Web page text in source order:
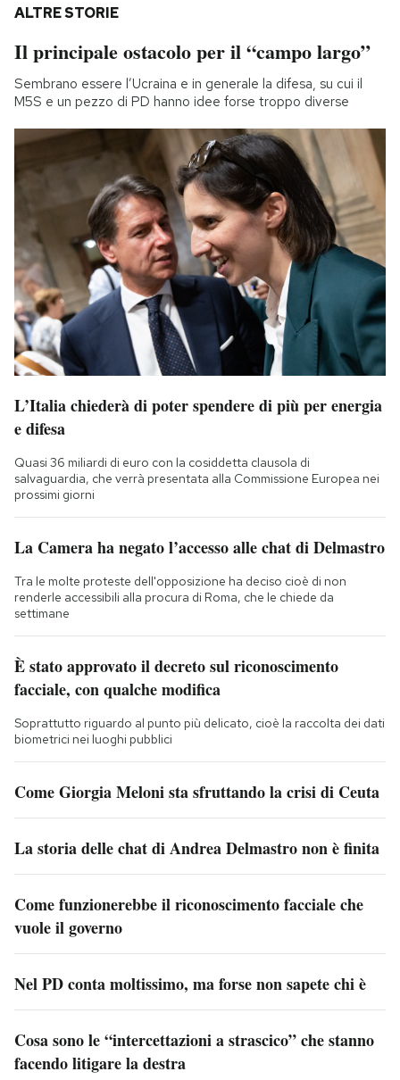
ALTRE STORIE
Il principale ostacolo per il “campo largo”
Sembrano essere l’Ucraina e in generale la difesa, su cui il
M5S e un pezzo di PD hanno idee forse troppo diverse
L’Italia chiederà di poter spendere di più per energia
e difesa
Quasi 36 miliardi di euro con la cosiddetta clausola di
salvaguardia, che verrà presentata alla Commissione Europea nei
prossimi giorni
La Camera ha negato l’accesso alle chat di Delmastro
Tra le molte proteste dell'opposizione ha deciso cioè di non
renderle accessibili alla procura di Roma, che le chiede da
settimane
È stato approvato il decreto sul riconoscimento
facciale, con qualche modifica
Soprattutto riguardo al punto più delicato, cioè la raccolta dei dati
biometrici nei luoghi pubblici
Come Giorgia Meloni sta sfruttando la crisi di Ceuta
La storia delle chat di Andrea Delmastro non è finita
Come funzionerebbe il riconoscimento facciale che
vuole il governo
Nel PD conta moltissimo, ma forse non sapete chi è
Cosa sono le “intercettazioni a strascico” che stanno
facendo litigare la destra